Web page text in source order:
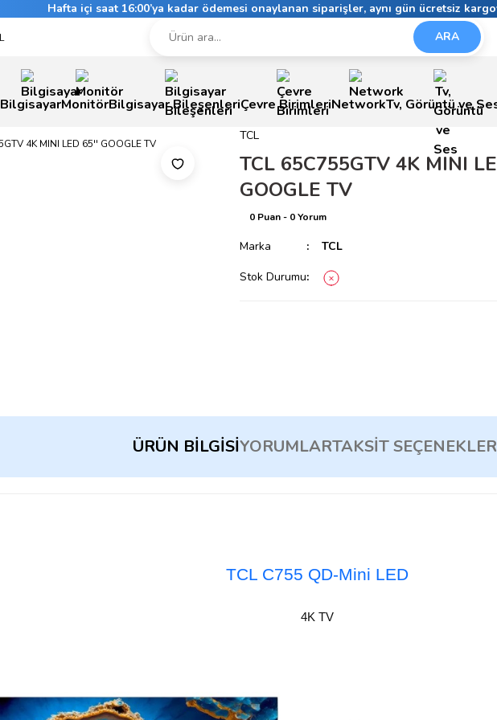
Hafta içi saat 16:00’ya kadar ödemesi onaylanan siparişler, aynı gün ücretsiz
ARA
BilgisayarMonitörBilgisayar BileşenleriÇevre BirimleriNetworkTv, Görüntü ve
TCL
TCL 65C755GTV 4K MINI
GOOGLE TV
0 Puan - 0 Yorum
Marka TCL
Stok Durumu
ÜRÜN BILGISIYORUMLARTAKSIT
TCL C755 QD-Mini LED
4K TV